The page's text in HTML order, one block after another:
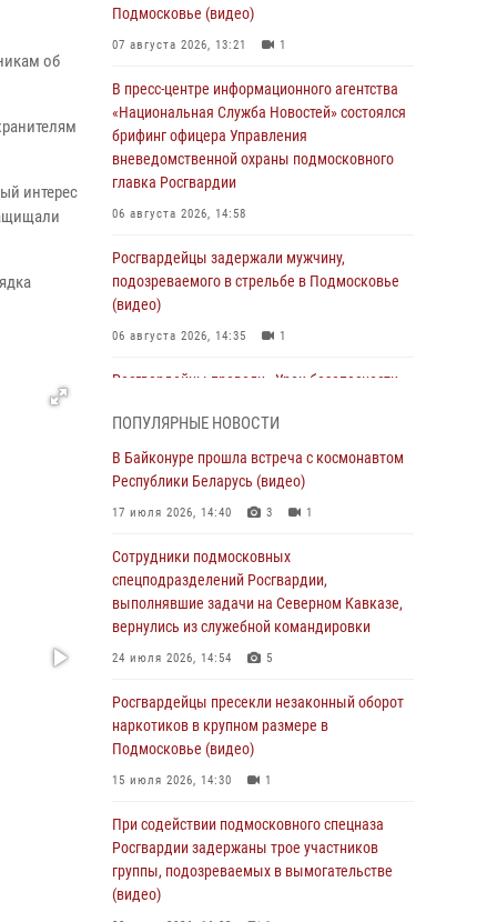
об
интерес
Подмосковье (видео)
07 августа 2026, 13:21 1
В пресс-центре информационного агентства
«Национальная Служба Новостей» состоялся
брифинг офицера Управления
вневедомственной охраны подмосковного
главка Росгвардии
06 августа 2026, 14:58
Росгвардейцы задержали мужчину,
подозреваемого в стрельбе в Подмосковье
(видео)
06 августа 2026, 14:35 1
Росгвардейцы провели «Урок безопасности»
При содействии подмосковного спецназа
Росгвардии задержаны подозреваемые в
изготовлении поддельных документов
05 августа 2026, 15:48 1
Сотрудники спецподразделения
отработали навыки огневой подготовки на
04 августа 2026, 12:21
выезжали по сигналам «Тревога» с
охраняемых объектов в Подмосковье
04 августа 2026, 12:15
ПОПУЛЯРНЫЕ НОВОСТИ
В Байконуре прошла встреча с космонавтом
Республики Беларусь (видео)
17 июля 2026, 14:40 3 1
Сотрудники подмосковных
спецподразделений Росгвардии,
выполнявшие задачи на Северном Кавказе,
вернулись из служебной командировки
24 июля 2026, 14:54 5
Росгвардейцы пресекли незаконный оборот
наркотиков в крупном размере в
Подмосковье (видео)
15 июля 2026, 14:30 1
При содействии подмосковного спецназа
Росгвардии задержаны трое участников
группы, подозреваемых в вымогательстве
(видео)